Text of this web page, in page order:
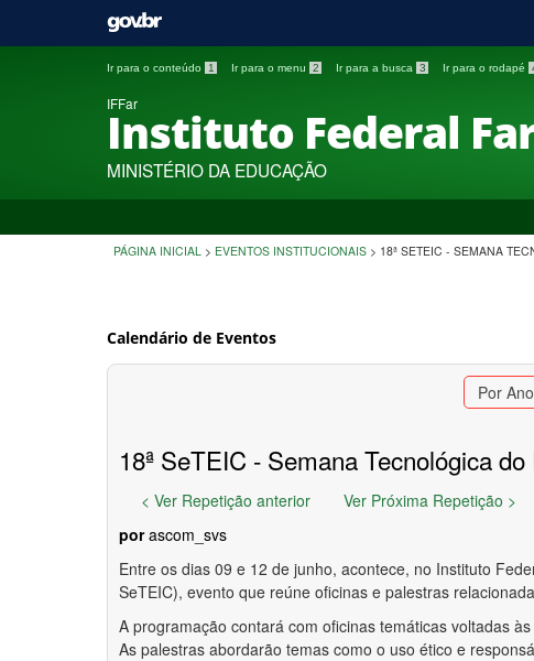
Ir para o conteúdo 1 Ir para o menu 2 Ir para a busca 3 Ir para o rodapé
IFFar
Instituto Federal
MINISTÉRIO DA EDUCAÇÃO
PÁGINA INICIAL > EVENTOS INSTITUCIONAIS > 18ª SETEIC - SEMANA
Calendário de Eventos
Por Ano
18ª SeTEIC - Semana Tecnológica
< Ver Repetição anterior Ver Próxima Repetição >
porascom_svs
Entre os dias 09 e 12 de junho, acontece, no Instituto
SeTEIC), evento que reúne oficinas e palestras
A programação contará com oficinas temáticas voltadas
As palestras abordarão temas como o uso ético e